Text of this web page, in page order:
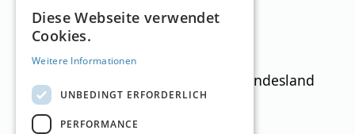
Filter
Textsuche Bundesland
Höhenlage
GERMAN
Diese Webseite verwendet
Cookies.
Weitere Informationen
UNBEDINGT ERFORDERLICH
PERFORMANCE